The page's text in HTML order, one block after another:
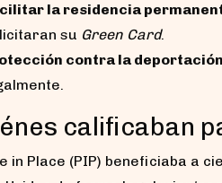
la residencia
su Green Card.
contra la deportación
calificaban
in Place (PIP) beneficiaba a